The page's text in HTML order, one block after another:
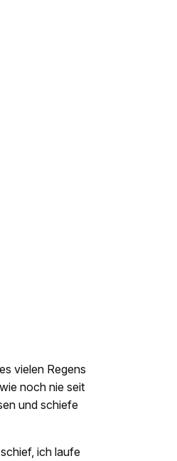
vielen Regens
noch nie seit
und schiefe
ich laufe